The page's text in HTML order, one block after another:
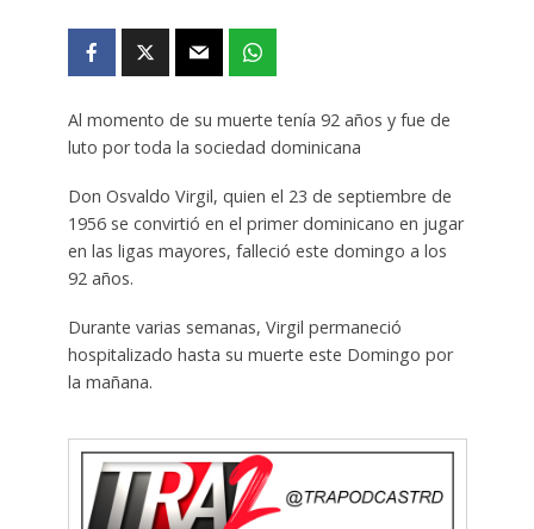
Al momento de su muerte tenía 92 años y fue de
luto por toda la sociedad dominicana
Don Osvaldo Virgil, quien el 23 de septiembre de
1956 se convirtió en el primer dominicano en jugar
en las ligas mayores, falleció este domingo a los
92 años.
Durante varias semanas, Virgil permaneció
hospitalizado hasta su muerte este Domingo por
la mañana.